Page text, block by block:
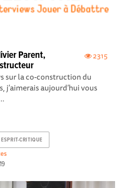
2315
Parent,
sur la co-construction du
j’aimerais aujourd’hui vous
ESPRIT-CRITIQUE